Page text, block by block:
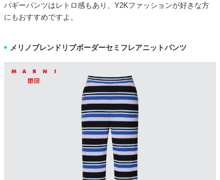
バギーパンツはレトロ感もあり、Y2Kファッションが好きな方
にもおすすめですよ。
■ メリノブレンドリブボーダーセミフレアニットパンツ